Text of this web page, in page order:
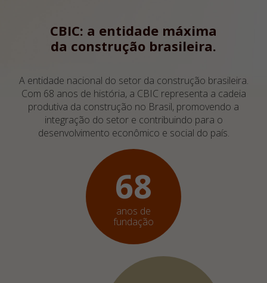
CBIC: a entidade máxima
da construção brasileira.
A entidade nacional do setor da construção brasileira.
Com 68 anos de história, a CBIC representa a cadeia
produtiva da construção no Brasil, promovendo a
integração do setor e contribuindo para o
desenvolvimento econômico e social do país.
68
anos de
fundação